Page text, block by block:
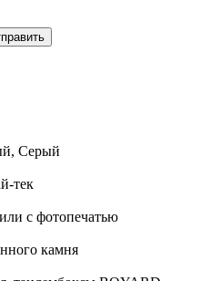
Серый
тек
с фотопечатью
камня